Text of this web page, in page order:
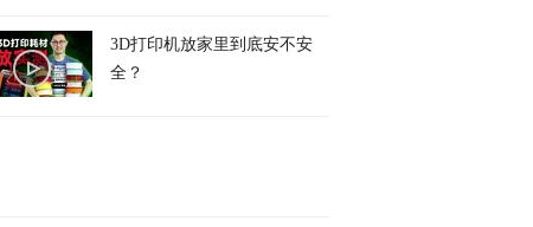
3D打印机放家里到底安不安
全？